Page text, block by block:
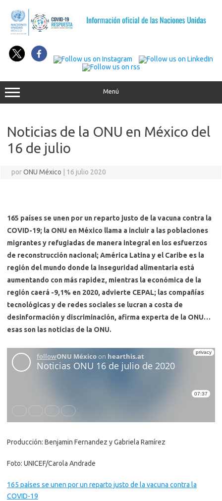
contenido
Menú
Noticias de la ONU en México del
16 de julio
porONU México 16 julio 2020
165 países se unen por un reparto justo de la vacuna contra la
COVID-19; la ONU en México llama a incluir a las poblaciones
migrantes y refugiadas de manera integral en los esfuerzos
de reconstrucción nacional; América Latina y el Caribe es la
región del mundo donde la inseguridad alimentaria está
aumentando con más rapidez, mientras la económica de la
región caerá -9,1% en 2020, advierte CEPAL; las compañías
tecnológicas y de redes sociales se lucran a costa de
desinformación y discriminación, afirma experta de la ONU…
esas son las noticias de la ONU.
Producción: Benjamin Fernandez y Gabriela Ramírez
Foto: UNICEF/Carola Andrade
165 países se unen por un reparto justo de la vacuna contra la
COVID-19